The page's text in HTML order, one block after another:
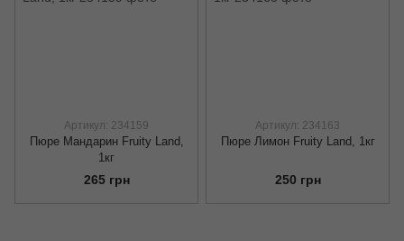
Артикул: 234159
Пюре Мандарин Fruity Land,
1кг
265 грн
Артикул: 234163
Пюре Лимон Fruity Land, 1кг
250 грн